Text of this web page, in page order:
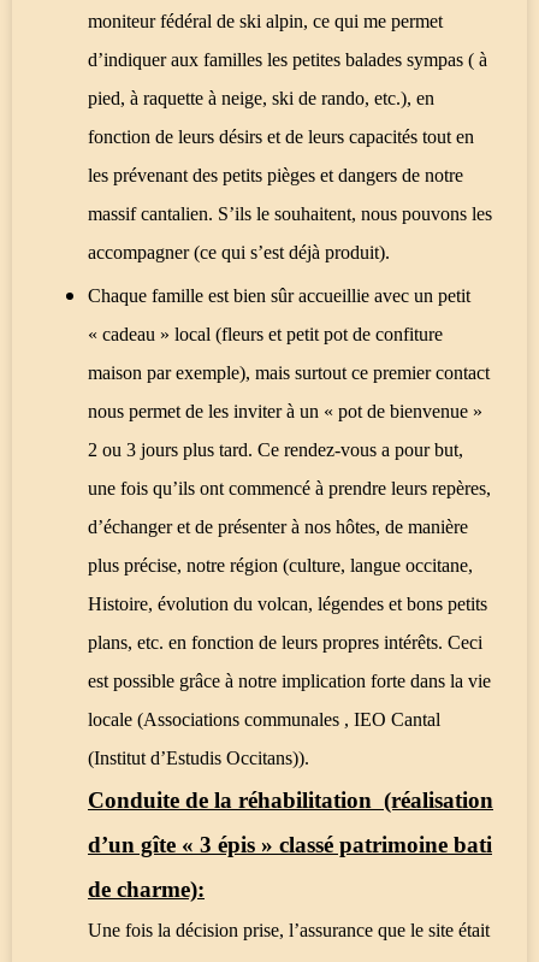
moniteur fédéral de ski alpin, ce qui me permet
d’indiquer aux familles les petites balades sympas ( à
pied, à raquette à neige, ski de rando, etc.), en
fonction de leurs désirs et de leurs capacités tout en
les prévenant des petits pièges et dangers de notre
massif cantalien. S’ils le souhaitent, nous pouvons les
accompagner (ce qui s’est déjà produit).
Chaque famille est bien sûr accueillie avec un petit
« cadeau » local (fleurs et petit pot de confiture
maison par exemple), mais surtout ce premier contact
nous permet de les inviter à un « pot de bienvenue »
2 ou 3 jours plus tard. Ce rendez-vous a pour but,
une fois qu’ils ont commencé à prendre leurs repères,
d’échanger et de présenter à nos hôtes, de manière
plus précise, notre région (culture, langue occitane,
Histoire, évolution du volcan, légendes et bons petits
plans, etc. en fonction de leurs propres intérêts. Ceci
est possible grâce à notre implication forte dans la vie
locale (Associations communales , IEO Cantal
(Institut d’Estudis Occitans)).
Conduite de la réhabilitation (réalisation
d’un gîte « 3 épis » classé patrimoine bati
de charme):
Une fois la décision prise, l’assurance que le site était